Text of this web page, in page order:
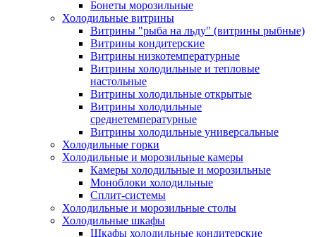
Бонеты морозильные
Холодильные витрины
Витрины "рыба на льду" (витрины рыбные)
Витрины кондитерские
Витрины низкотемпературные
Витрины холодильные и тепловые
настольные
Витрины холодильные открытые
Витрины холодильные
среднетемпературные
Витрины холодильные универсальные
Холодильные горки
Холодильные и морозильные камеры
Камеры холодильные и морозильные
Моноблоки холодильные
Сплит-системы
Холодильные и морозильные столы
Холодильные шкафы
Шкафы холодильные кондитерские